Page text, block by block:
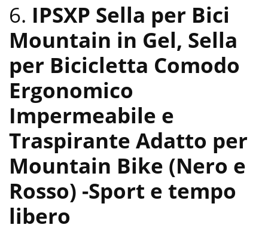
6. IPSXP Sella per Bici
Mountain in Gel, Sella
per Bicicletta Comodo
Ergonomico
Impermeabile e
Traspirante Adatto per
Mountain Bike (Nero e
Rosso) -Sport e tempo
libero